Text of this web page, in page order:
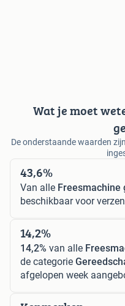
Wat je moet
De onderstaande waarden
43,6%
Van alle Freesmachine
beschikbaar voor
14,2%
14,2% van alle
de categorie
afgelopen week